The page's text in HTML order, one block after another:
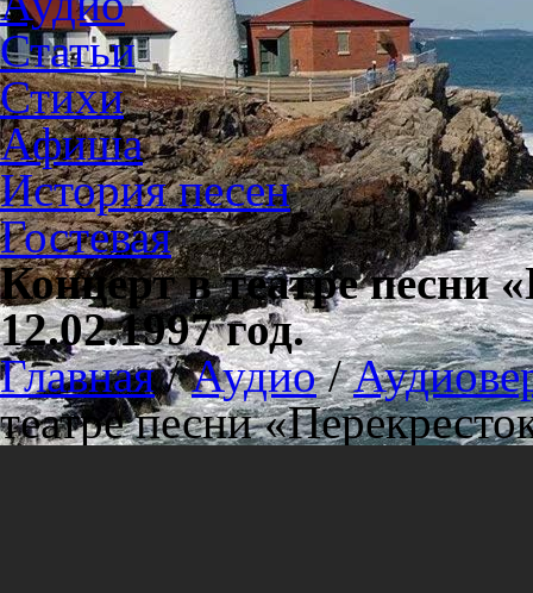
Статьи
Стихи
Афиша
История песен
Гостевая
Концерт в театре песни
12.02.1997 год.
Главная/Аудио/
театре песни